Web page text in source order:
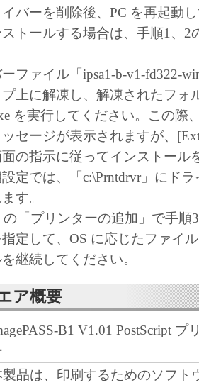
バーを削除後、PC を再起動
トールする場合は、手順1、2
ーファイル「ipsa1-b-v1-fd322-
プ上に解凍し、解凍されたフォ
を実行してください。この際
セージが表示されますが、
面の指示に従ってインストール
定では、「c:\Prntdrvr」にド
す。
の「プリンターの追加」で手順
定して、OS に応じたファイ
継続してください。
ア概要
B1 V1.01 PostScript プ
製品は、印刷するためのソフト